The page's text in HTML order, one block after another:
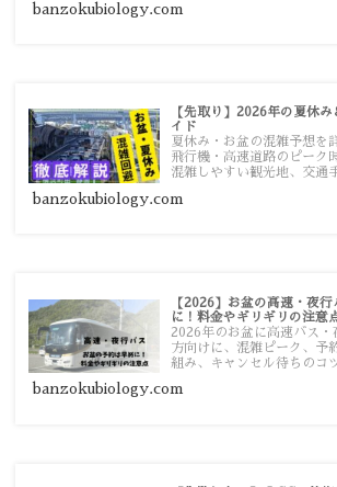
い移動方法を分かりやすく
banzokubiology.com
【先取り】2026年の夏休
イド
夏休み・お盆の混雑予想を
飛行機・高速道路のピーク
混雑しやすい観光地、交通
banzokubiology.com
【2026】お盆の高速・夜
に！料金やギリギリの注意
2026年のお盆に高速バス・
方向けに、混雑ピーク、予
組み、キャンセル待ちのコ
banzokubiology.com